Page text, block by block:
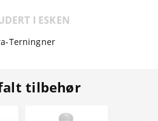
I ESKEN
Terningner
tilbehør